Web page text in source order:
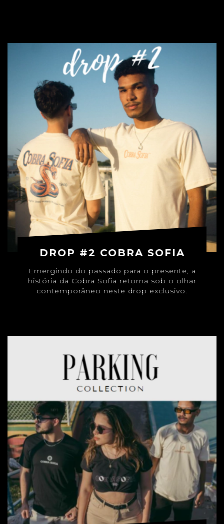
DROP #2 COBRA SOFIA
Emergindo do passado para o presente, a
história da Cobra Sofia retorna sob o olhar
contemporâneo neste drop exclusivo.